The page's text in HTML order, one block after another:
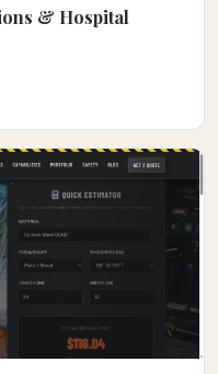
& Hospital